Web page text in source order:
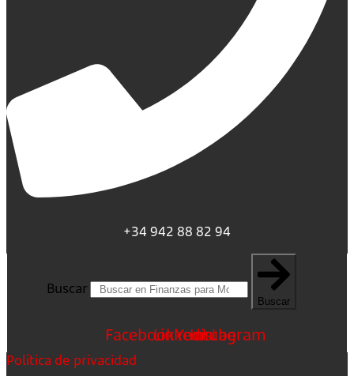
+34 942 88 82 94
Buscar
Buscar
FacebookLinkedin
Youtube
Instagram
Política de privacidad